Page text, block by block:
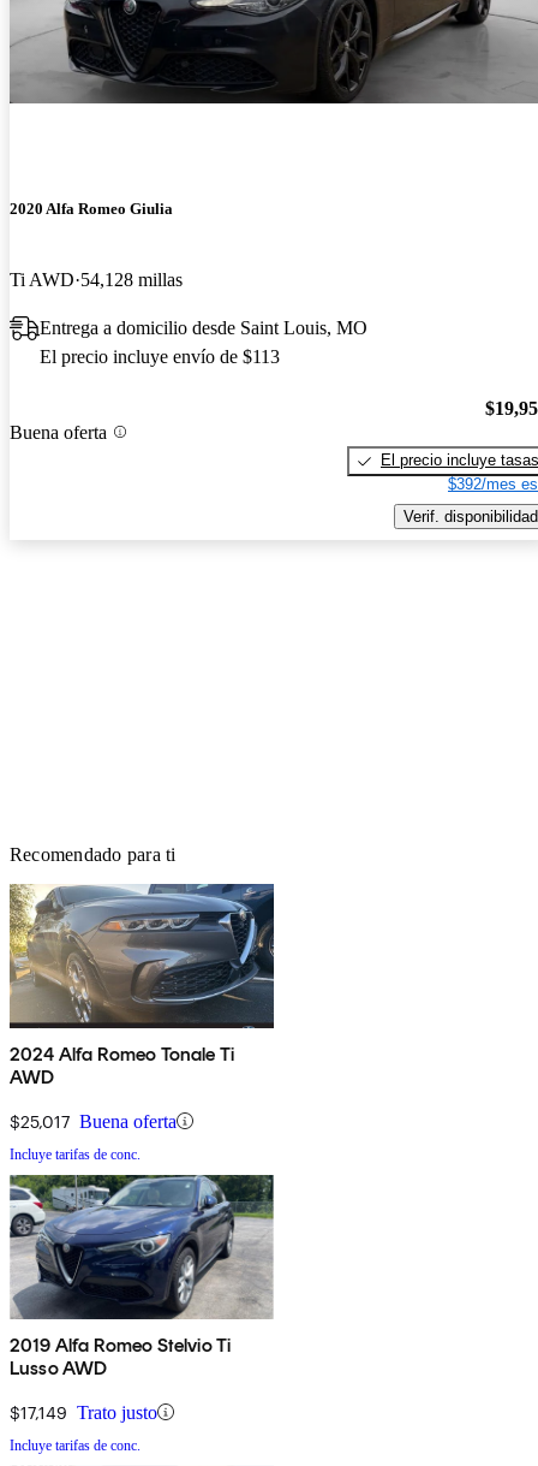
2020 Alfa Romeo Giulia
Ti AWD 54,128 millas
Entrega a domicilio desde Saint Louis, MO
El precio incluye envío de $113
Buena oferta
El precio incluye tasas
$392/mes
Verif. disponibilidad
Recomendado para ti
2024 Alfa Romeo Tonale Ti
AWD
$25,017 Buena oferta
Incluye tarifas de conc.
2019 Alfa Romeo Stelvio Ti
Lusso AWD
$17,149 Trato justo
Incluye tarifas de conc.